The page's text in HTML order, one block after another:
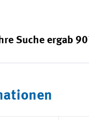
Ihre Suche ergab